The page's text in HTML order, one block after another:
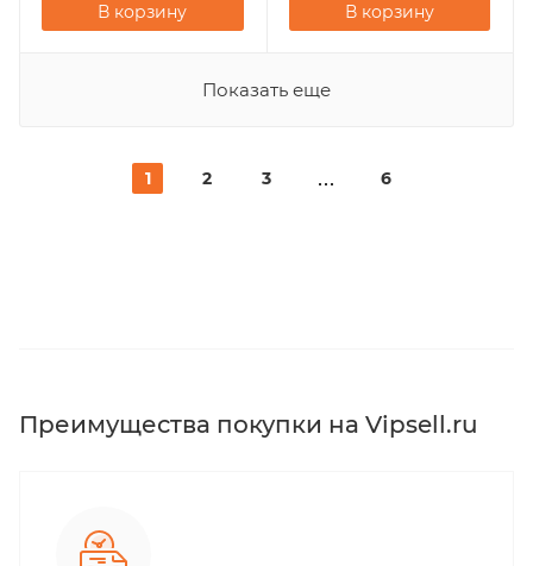
В корзину В корзину
Показать еще
1 2 3 6
Преимущества покупки на Vipsell.ru